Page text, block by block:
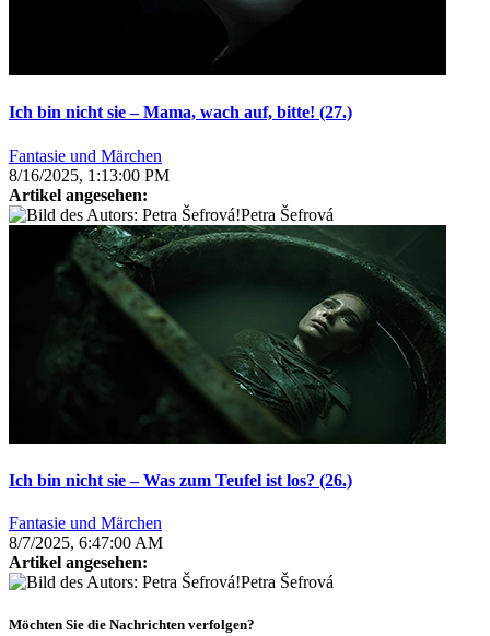
Ich bin nicht sie – Mama, wach auf, bitte! (27.)
Fantasie und Märchen
8/16/2025, 1:13:00 PM
Artikel angesehen:
Petra Šefrová
Ich bin nicht sie – Was zum Teufel ist los? (26.)
Fantasie und Märchen
8/7/2025, 6:47:00 AM
Artikel angesehen:
Petra Šefrová
Möchten Sie die Nachrichten verfolgen?